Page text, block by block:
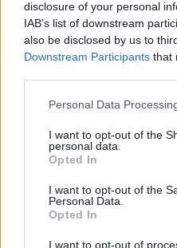
disclosure of your personal
IAB’s list of downstream
also be disclosed by us to
Downstream Participants that
Personal Data
I want to opt-out of the
personal data.
Opted In
I want to opt-out of the
Personal Data.
Opted In
I want to opt-out of
JOGOS DE LUTA E
COLEÇÕES DE JOGOS
JOGOS DE ANIMAÇÃO E
JOGOS DE POKEMON
JOGOS DE SÉRIES TV